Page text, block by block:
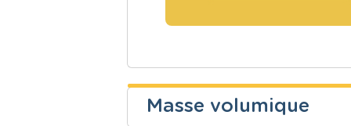
Masse volumique